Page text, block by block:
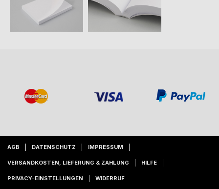
AGB DATENSCHUTZ IMPRESSUM
VERSANDKOSTEN, LIEFERUNG & ZAHLUNG HILFE
PRIVACY-EINSTELLUNGEN WIDERRUF